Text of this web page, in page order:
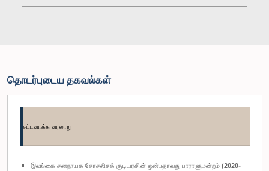
தொடர்புடைய தகவல்கள்
சட்டவாக்க வரலாறு
இலங்கை சனநாயக சோசலிசக் குடியரசின் ஒன்பதாவது பாராளுமன்றம் (2020-